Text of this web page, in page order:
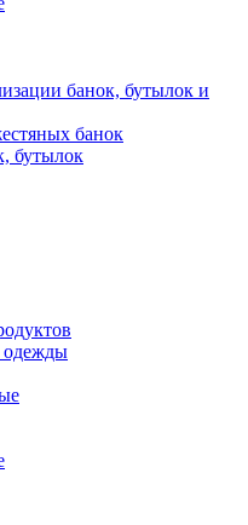
банок, бутылок и
банок
бутылок
одежды